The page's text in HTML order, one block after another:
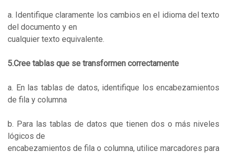
a. Identifique claramente los cambios en el idioma del texto
del documento y en
cualquier texto equivalente.
5.Cree tablas que se transformen correctamente
a. En las tablas de datos, identifique los encabezamientos
de fila y columna
b. Para las tablas de datos que tienen dos o más niveles
lógicos de
encabezamientos de fila o columna, utilice marcadores para